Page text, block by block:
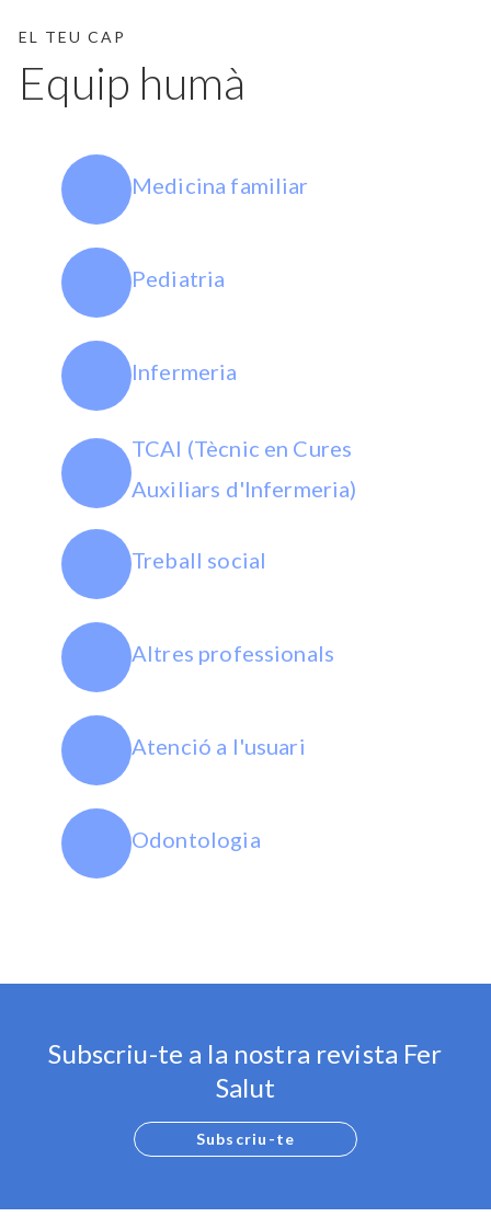
EL TEU CAP
Equip humà
Medicina familiar
Pediatria
Infermeria
TCAI (Tècnic en Cures
Auxiliars d'Infermeria)
Treball social
Altres professionals
Atenció a l'usuari
Odontologia
Subscriu-te a la nostra revista Fer
Salut
Subscriu-te